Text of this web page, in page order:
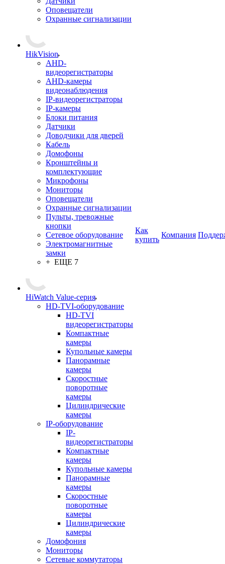
Оповещатели
Охранные сигнализации
HikVision
AHD-
видеорегистраторы
AHD-камеры
видеонаблюдения
IP-видеорегистраторы
IP-камеры
Блоки питания
Датчики
Доводчики для дверей
Кабель
Домофоны
Кронштейны и
комплектующие
Микрофоны
Мониторы
Оповещатели
Охранные сигнализации
Пульты, тревожные
кнопки
Сетевое оборудование
Электромагнитные
замки
+ ЕЩЕ 7
HiWatch Value-серия
HD-TVI-оборудование
HD-TVI
видеорегистраторы
Компактные
камеры
Купольные камеры
Панорамные
камеры
Скоростные
поворотные
камеры
Цилиндрические
камеры
IP-оборудование
IP-
видеорегистраторы
Компактные
камеры
Купольные камеры
Панорамные
камеры
Скоростные
поворотные
камеры
Цилиндрические
камеры
Домофония
Мониторы
Сетевые коммутаторы
Как
купить
Компания